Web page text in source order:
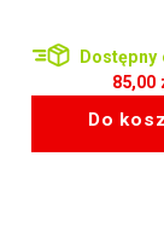
Dostępny
85,00
Do